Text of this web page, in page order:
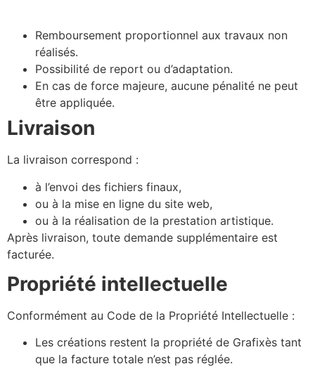
Remboursement proportionnel aux travaux non
réalisés.
Possibilité de report ou d’adaptation.
En cas de force majeure, aucune pénalité ne peut
être appliquée.
Livraison
La livraison correspond :
à l’envoi des fichiers finaux,
ou à la mise en ligne du site web,
ou à la réalisation de la prestation artistique.
Après livraison, toute demande supplémentaire est
facturée.
Propriété intellectuelle
Conformément au Code de la Propriété Intellectuelle :
Les créations restent la propriété de Grafixès tant
que la facture totale n’est pas réglée.